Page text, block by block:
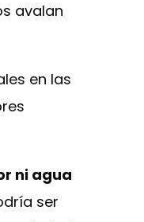
avalan
en las
ni agua
ser